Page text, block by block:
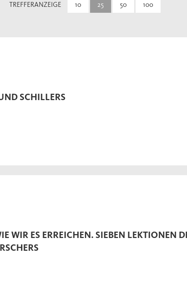
TREFFERANZEIGE 10 25 50 100
SCHILLERS
WIR ES ERREICHEN. SIEBEN LEKTIONEN